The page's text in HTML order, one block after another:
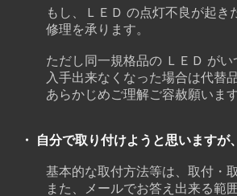
もし、ＬＥＤ の点灯不良が起きた際
修理を承ります。
ただし同一規格品の ＬＥＤ がいつ
入手出来なくなった場合は代替品
あらかじめご理解ご容赦願いま
・ 自分で取り付けようと思います
基本的な取付方法等は、取付・取扱
また、メールでお答え出来る範囲で